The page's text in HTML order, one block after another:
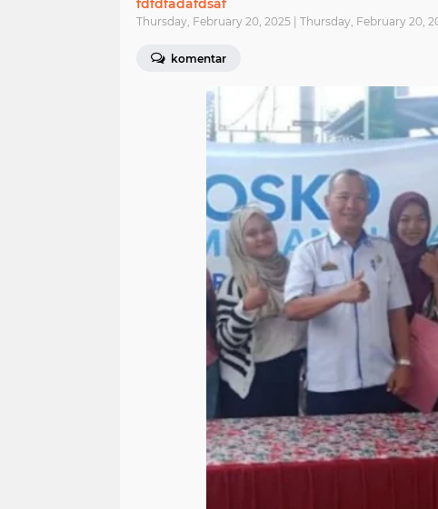
fdfdfadafdsaf
Thursday, February 20, 2025 | Thursday, February 20,
komentar